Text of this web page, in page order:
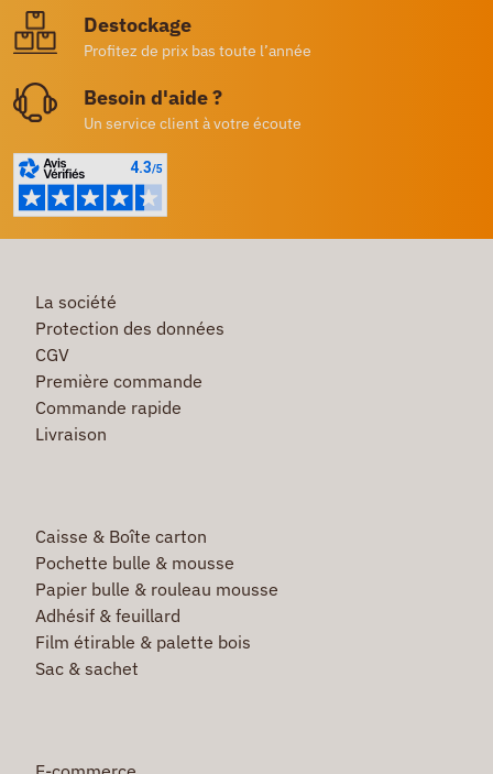
Destockage
Profitez de prix bas toute l’année
Besoin d'aide ?
Un service client à votre écoute
La société
Protection des données
CGV
Première commande
Commande rapide
Livraison
Caisse & Boîte carton
Pochette bulle & mousse
Papier bulle & rouleau mousse
Adhésif & feuillard
Film étirable & palette bois
Sac & sachet